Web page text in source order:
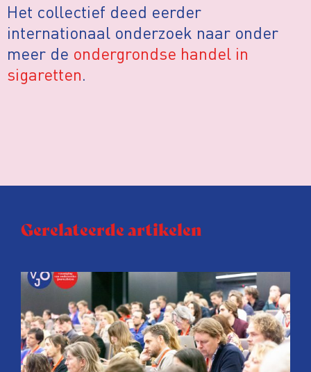
Het collectief deed eerder
internationaal onderzoek naar onder
meer de ondergrondse handel in
sigaretten.
Gerelateerde artikelen